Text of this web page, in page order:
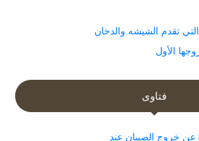
تقدم الشيشه والدخان
الأول
فتاوى
خروج الصبيان عند